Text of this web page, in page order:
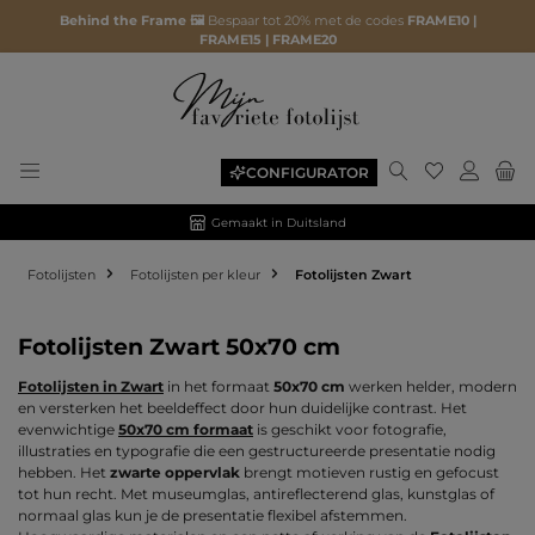
Behind the Frame 🖼️ Bespaar tot 20% met de codes FRAME10 |
FRAME15 | FRAME20
CONFIGURATOR Je hebt 0
Gemaakt in Duitsland
Fotolijsten Fotolijsten per kleur Fotolijsten Zwart
Fotolijsten Zwart 50x70 cm
Fotolijsten in Zwart in het formaat 50x70 cm werken helder, modern
en versterken het beeldeffect door hun duidelijke contrast. Het
evenwichtige 50x70 cm formaat is geschikt voor fotografie,
illustraties en typografie die een gestructureerde presentatie nodig
hebben. Het zwarte oppervlak brengt motieven rustig en gefocust
tot hun recht. Met museumglas, antireflecterend glas, kunstglas of
normaal glas kun je de presentatie flexibel afstemmen.